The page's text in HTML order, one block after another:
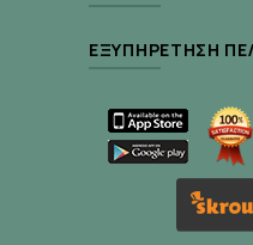
30 mg κάλιο
10 mg ασβέστιο
Οδηγίες χρήσης :2
κατά τη διάρκεια της
ΕΞΥΠΗΡΈΤΗΣΗ